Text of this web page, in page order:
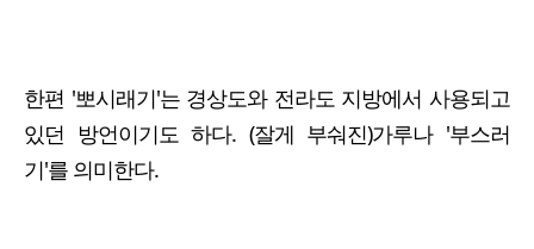
한편 '뽀시래기'는 경상도와 전라도 지방에서 사용되고
있던 방언이기도 하다. (잘게 부숴진)가루나 '부스러
기'를 의미한다.